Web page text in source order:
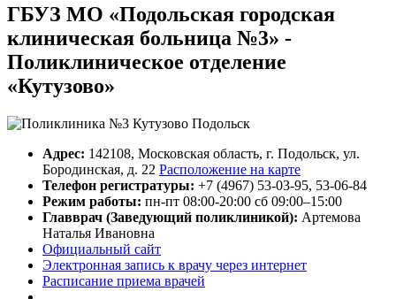
ГБУЗ МО «Подольская городская
клиническая больница №3» -
Поликлиническое отделение
«Кутузово»
Адрес: 142108, Московская область, г. Подольск, ул.
Бородинская, д. 22 Расположение на карте
Телефон регистратуры: +7 (4967) 53-03-95, 53-06-84
Режим работы: пн-пт 08:00-20:00 сб 09:00–15:00
Главврач (Заведующий поликлиникой): Артемова
Наталья Ивановна
Официальный сайт
Электронная запись к врачу через интернет
Расписание приема врачей